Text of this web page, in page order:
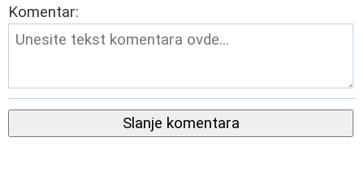
Komentar:
Slanje komentara